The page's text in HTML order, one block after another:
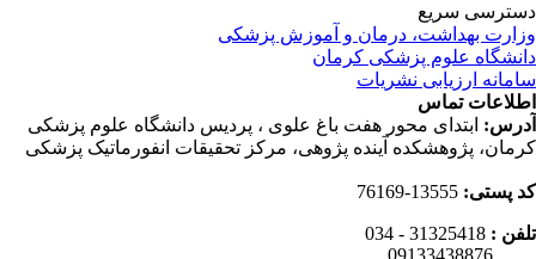
سریع
بهداشت، درمان و آموزش پزشکی
علوم پزشکی کرمان
ارزیابی نشریات
تماس
ابتدای محور هفت باغ علوی ، پردیس دانشگاه علوم پزشکی
پژوهشکده آینده پژوهی، مرکز تحقیقات انفورماتیک پزشکی
پستی: 13555-76169
:
31325418 - 034